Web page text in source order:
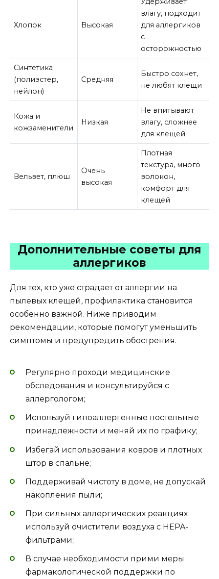
Хлопок Высокая
влагу, подходит
для аллергиков
с
осторожностью
Синтетика
(полиэстер,
нейлон)
Средняя
Быстро сохнет,
не любят клещи
Кожа и
кожзаменители
Низкая
Не впитывают
влагу, сложнее
для клещей
Вельвет, плюш
Очень
высокая
Плотная
текстура, много
волокон,
комфорт для
клещей
Дополнительные советы для
аллергиков
Для тех, кто уже страдает от аллергии на
пылевых клещей, профилактика становится
особенно важной. Ниже приводим
рекомендации, которые помогут уменьшить
симптомы и предупредить обострения.
Регулярно проходи медицинские
обследования и консультируйся с
аллергологом;
Используй гипоаллергенные постельные
принадлежности и меняй их по графику;
Избегай использования ковров и плотных
штор в спальне;
Поддерживай чистоту в доме, не допускай
накопления пыли;
При сильных аллергических реакциях
используй очистители воздуха с HEPA-
фильтрами;
В случае необходимости прими меры
фармакологической поддержки по